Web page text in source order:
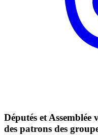
Députés et Assemblée
des patrons des